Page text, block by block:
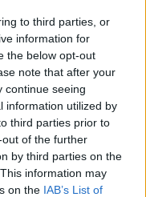
to third parties, or
information for
the below opt-out
note that after your
continue seeing
information utilized by
third parties prior to
of the further
by third parties on the
information may
on the IAB’s List of
ιστορικό κτίριο
την κατάρρευση